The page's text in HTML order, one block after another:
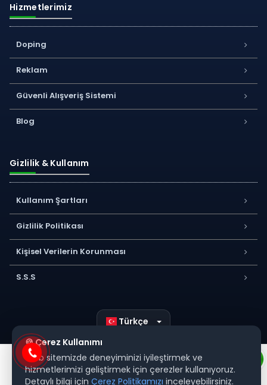
Hizmetlerimiz
Doping
Reklam
Güvenli Alışveriş Sistemi
Blog
Gizlilik & Kullanım
Kullanım Şartları
Gizlilik Politikası
Kişisel Verilerin Korunması
S.S.S
Türkçe
🍪 Çerez Kullanımı
Web sitemizde deneyiminizi iyileştirmek ve
hizmetlerimizi geliştirmek için çerezler kullanıyoruz.
Detaylı bilgi için Çerez Politikamızı inceleyebilirsiniz.